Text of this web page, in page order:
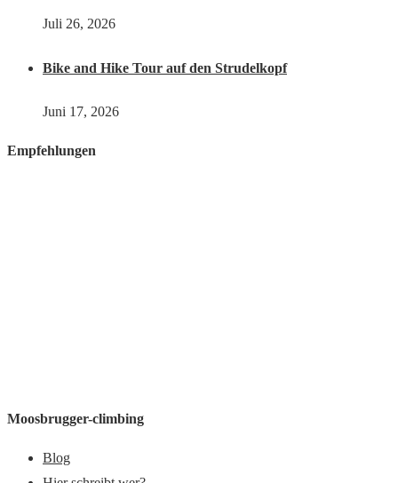
Juli 26, 2026
Bike and Hike Tour auf den Strudelkopf
Juni 17, 2026
Empfehlungen
Moosbrugger-climbing
Blog